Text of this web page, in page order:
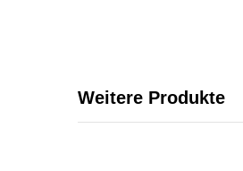
Weitere Produkte